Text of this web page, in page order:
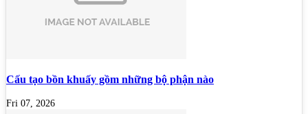
Cấu tạo bồn khuấy gồm những bộ phận nào
Fri 07, 2026